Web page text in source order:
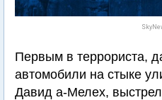
Первым в террориста,
автомобили на стыке
Давид а-Мелех,